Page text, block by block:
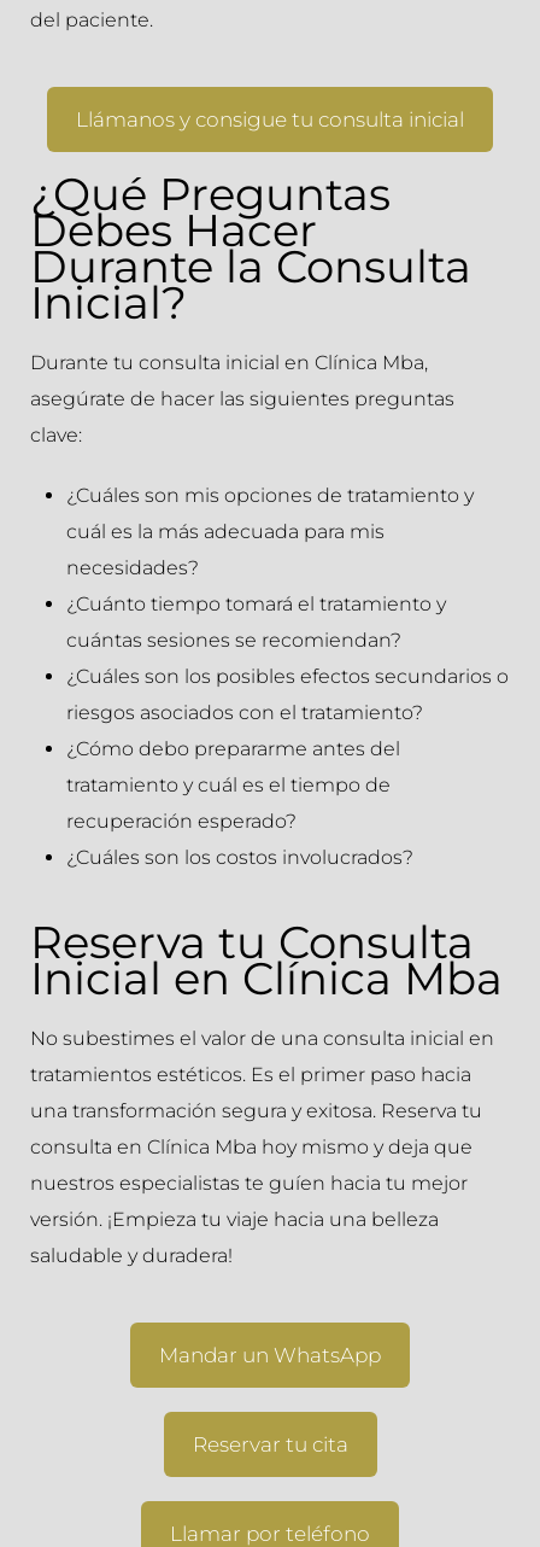
del paciente.
Llámanos y consigue tu consulta inicial
¿Qué Preguntas
Debes Hacer
Durante la Consulta
Inicial?
Durante tu consulta inicial en Clínica Mba,
asegúrate de hacer las siguientes preguntas
clave:
¿Cuáles son mis opciones de tratamiento y
cuál es la más adecuada para mis
necesidades?
¿Cuánto tiempo tomará el tratamiento y
cuántas sesiones se recomiendan?
¿Cuáles son los posibles efectos secundarios o
riesgos asociados con el tratamiento?
¿Cómo debo prepararme antes del
tratamiento y cuál es el tiempo de
recuperación esperado?
¿Cuáles son los costos involucrados?
Reserva tu Consulta
Inicial en Clínica Mba
No subestimes el valor de una consulta inicial en
tratamientos estéticos. Es el primer paso hacia
una transformación segura y exitosa. Reserva tu
consulta en Clínica Mba hoy mismo y deja que
nuestros especialistas te guíen hacia tu mejor
versión. ¡Empieza tu viaje hacia una belleza
saludable y duradera!
Mandar un WhatsApp
Reservar tu cita
Llamar por teléfono